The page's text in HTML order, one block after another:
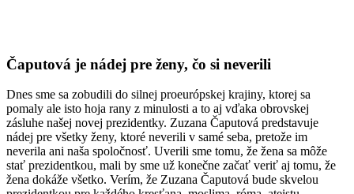
Čaputová je nádej pre ženy, čo si neverili
Dnes sme sa zobudili do silnej proeurópskej krajiny, ktorej sa
pomaly ale isto hoja rany z minulosti a to aj vďaka obrovskej
zásluhe našej novej prezidentky. Zuzana Čaputová predstavuje
nádej pre všetky ženy, ktoré neverili v samé seba, pretože im
neverila ani naša spoločnosť. Uverili sme tomu, že žena sa môže
stať prezidentkou, mali by sme už konečne začať veriť aj tomu, že
žena dokáže všetko. Verím, že Zuzana Čaputová bude skvelou